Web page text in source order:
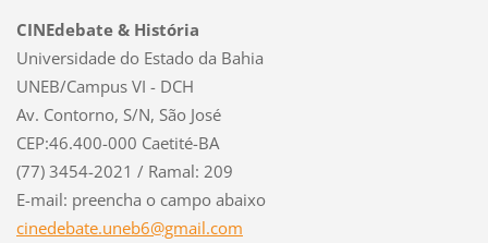
CINEdebate & História
Universidade do Estado da Bahia
UNEB/Campus VI - DCH
Av. Contorno, S/N, São José
CEP:46.400-000 Caetité-BA
(77) 3454-2021 / Ramal: 209
E-mail: preencha o campo abaixo
cinedebate.uneb6@gmail.com